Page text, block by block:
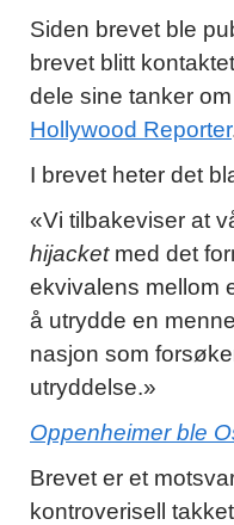
Siden brevet ble
brevet blitt
dele sine tanker
Hollywood Reporter
I brevet heter det
«Vi tilbakeviser at
hijacket med det
ekvivalens mellom
å utrydde en
nasjon som
utryddelse.»
Oppenheimer ble
Brevet er et
kontroverisell